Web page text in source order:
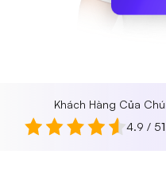
Khách Hàng Của
4.9 / 5